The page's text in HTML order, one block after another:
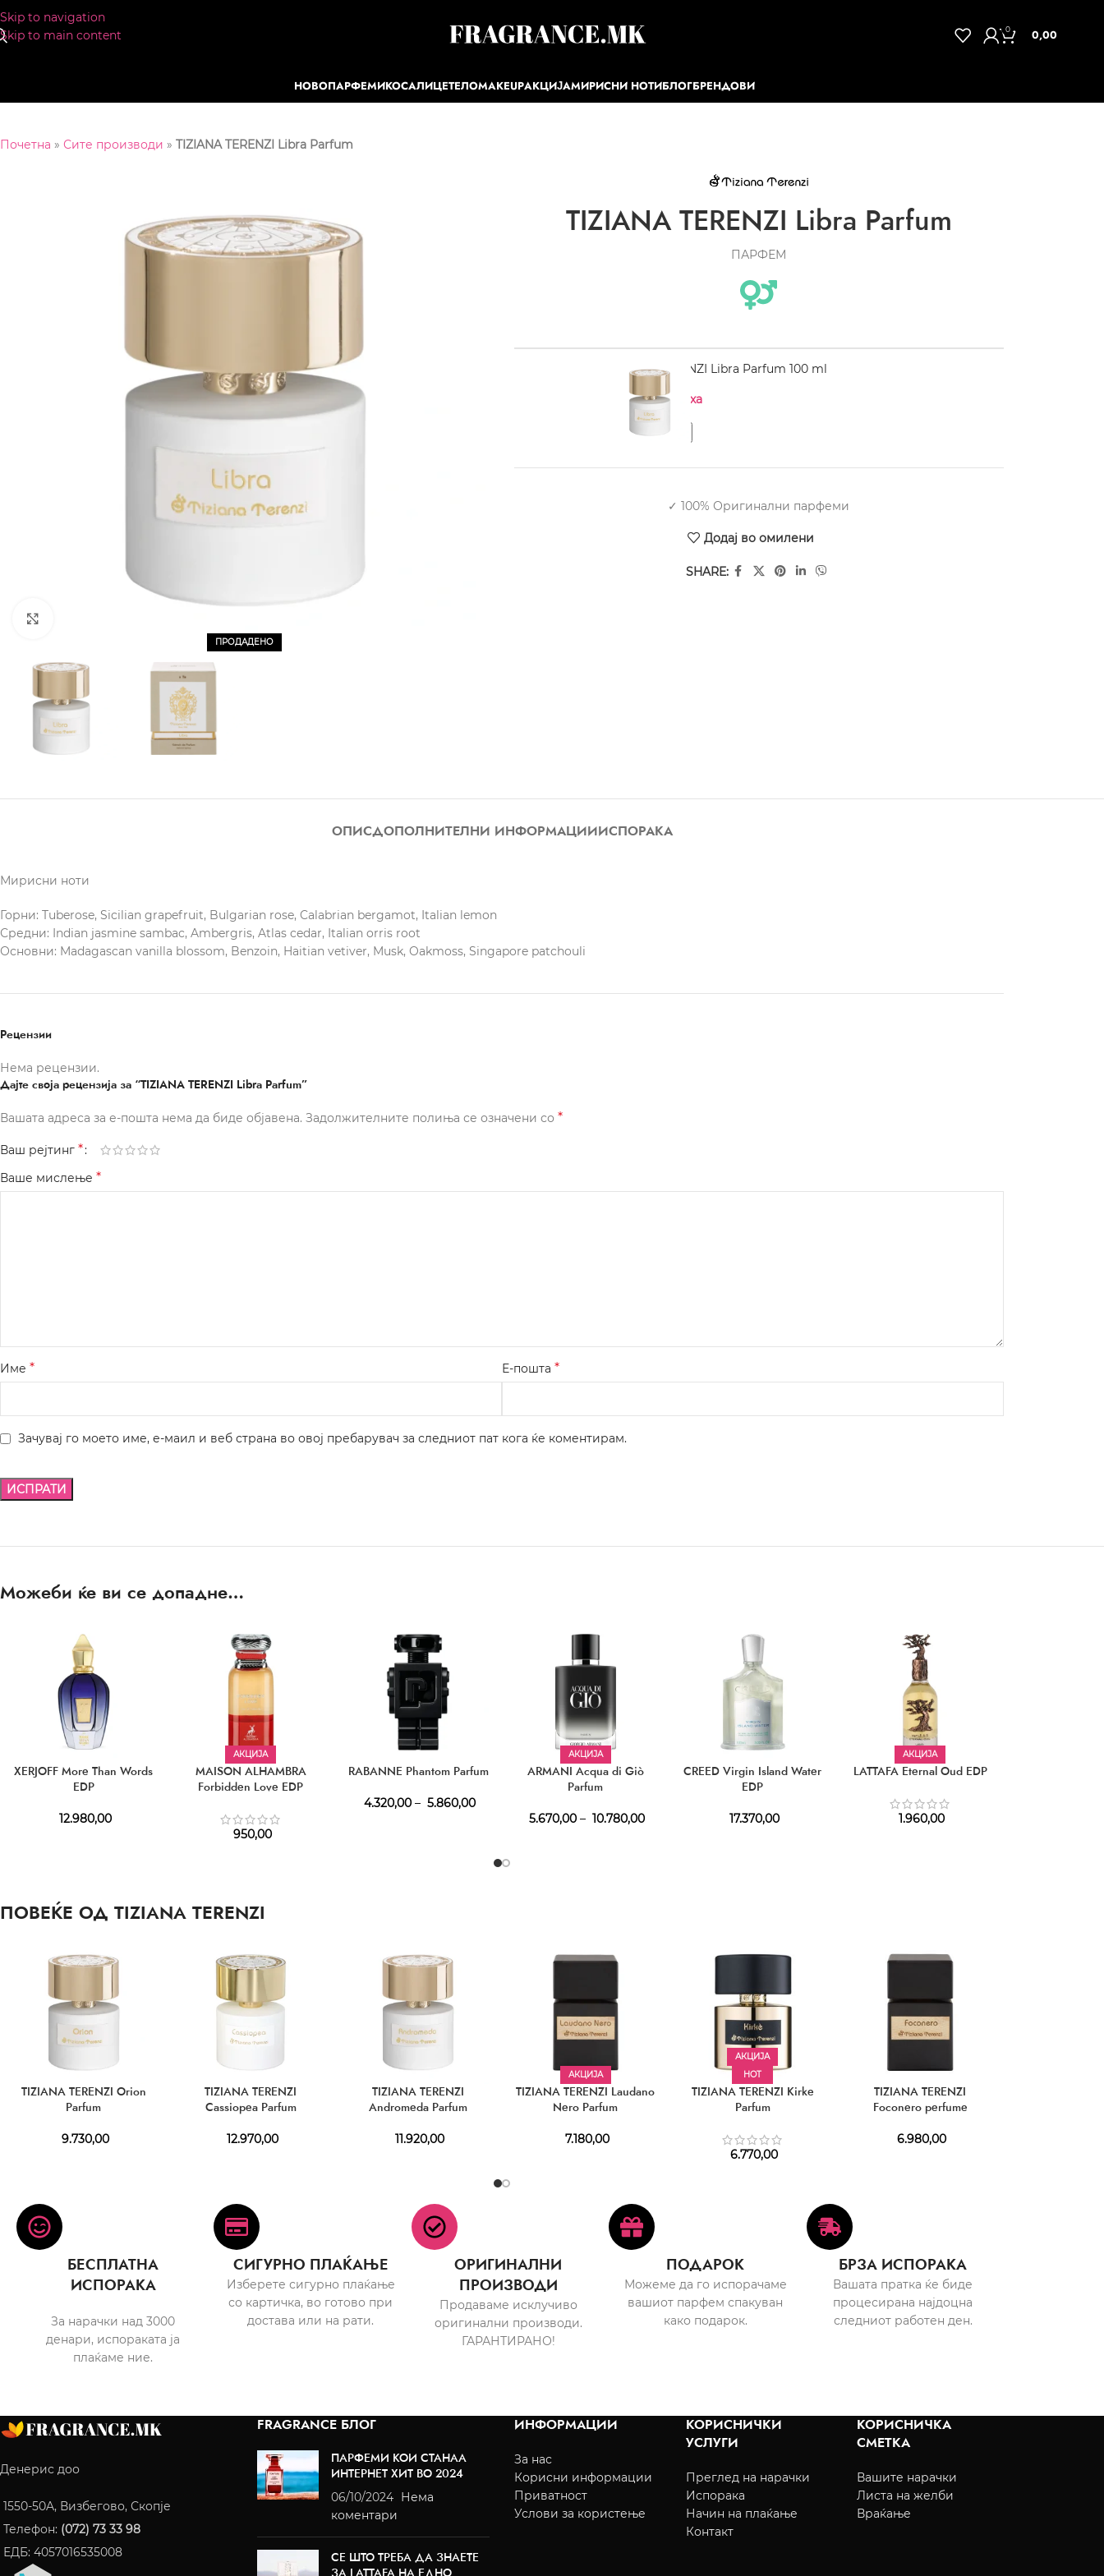
Skip to navigation
Skip to main content
0 0,00
НОВОПАРФЕМИКОСАЛИЦЕТЕЛОMAKEUPАКЦИЈАМИРИСНИ НОТИБЛОГБРЕНДОВИ
Почетна » Сите производи » TIZIANA TERENZI Libra Parfum
ПРОДАДЕНО
TIZIANA TERENZI Libra Parfum
ПАРФЕМ
TIZIANA TERENZI Libra Parfum 100 ml
Нема на залиха
✓ 100% Оригинални парфеми
Додај во омилени
SHARE:
ОПИСДОПОЛНИТЕЛНИ ИНФОРМАЦИИИСПОРАКА
Мирисни ноти
Горни: Tuberose, Sicilian grapefruit, Bulgarian rose, Calabrian bergamot, Italian lemon
Средни: Indian jasmine sambac, Ambergris, Atlas cedar, Italian orris root
Основни: Madagascan vanilla blossom, Benzoin, Haitian vetiver, Musk, Oakmoss, Singapore patchouli
Рецензии
Нема рецензии.
Дајте своја рецензија за “TIZIANA TERENZI Libra Parfum”
Вашата адреса за е-пошта нема да биде објавена. Задолжителните полиња се означени со *
Ваш рејтинг *
Ваше мислење *
Име * Е-пошта *
Зачувај го моето име, е-маил и веб страна во овој пребарувач за следниот пат кога ќе коментирам.
Можеби ќе ви се допадне…
XERJOFF More Than Words
EDP
12.980,00
АКЦИЈА
MAISON ALHAMBRA
Forbidden Love EDP
950,00
RABANNE Phantom Parfum
4.320,00 – 5.860,00
АКЦИЈА
ARMANI Acqua di Giò
Parfum
5.670,00 – 10.780,00
CREED Virgin Island Water
EDP
17.370,00
АКЦИЈА
LATTAFA Eternal Oud EDP
1.960,00
ПОВЕЌЕ ОД TIZIANA TERENZI
TIZIANA TERENZI Orion
Parfum
9.730,00
TIZIANA TERENZI
Cassiopea Parfum
12.970,00
TIZIANA TERENZI
Andromeda Parfum
11.920,00
АКЦИЈА
TIZIANA TERENZI Laudano
Nero Parfum
7.180,00
АКЦИЈА
HOT
TIZIANA TERENZI Kirke
Parfum
6.770,00
TIZIANA TERENZI
Foconero perfume
6.980,00
БЕСПЛАТНА
ИСПОРАКА
За нарачки над 3000
денари, испораката ја
плаќаме ние.
СИГУРНО ПЛАЌАЊЕ
Изберете сигурно плаќање
со картичка, во готово при
достава или на рати.
ОРИГИНАЛНИ
ПРОИЗВОДИ
Продаваме исклучиво
оригинални производи.
ГАРАНТИРАНО!
ПОДАРОК
Можеме да го испорачаме
вашиот парфем спакуван
како подарок.
БРЗА ИСПОРАКА
Вашата пратка ќе биде
процесирана најдоцна
следниот работен ден.
Денерис доо
1550-50A, Визбегово, Скопје
Телефон: (072) 73 33 98
ЕДБ: 4057016535008
FRAGRANCE БЛОГ
ПАРФЕМИ КОИ СТАНАА
ИНТЕРНЕТ ХИТ ВО 2024
06/10/2024 Нема
коментари
СЕ ШТО ТРЕБА ДА ЗНАЕТЕ
ЗА LATTAFA НА ЕДНО
ИНФОРМАЦИИ
За нас
Корисни информации
Приватност
Услови за користење
КОРИСНИЧКИ
УСЛУГИ
Преглед на нарачки
Испорака
Начин на плаќање
Контакт
КОРИСНИЧКА
СМЕТКА
Вашите нарачки
Листа на желби
Враќање